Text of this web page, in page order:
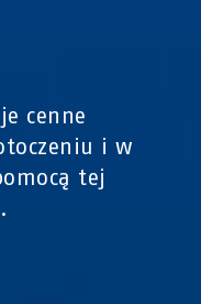
cenne
i w
tej